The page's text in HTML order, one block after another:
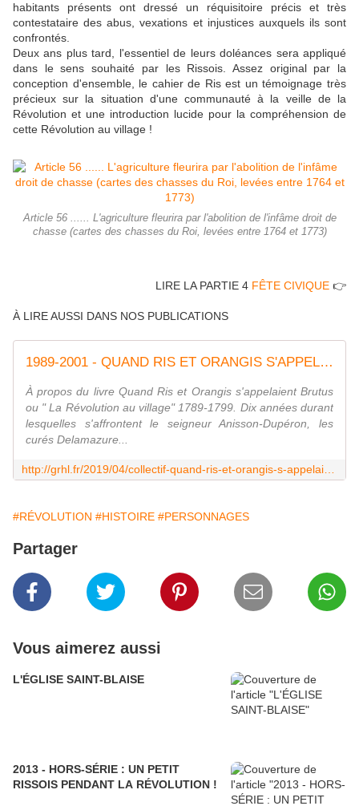
habitants présents ont dressé un réquisitoire précis et très
contestataire des abus, vexations et injustices auxquels ils sont
confrontés.
Deux ans plus tard, l'essentiel de leurs doléances sera appliqué
dans le sens souhaité par les Rissois. Assez original par la
conception d'ensemble, le cahier de Ris est un témoignage très
précieux sur la situation d'une communauté à la veille de la
Révolution et une introduction lucide pour la compréhension de
cette Révolution au village !
Article 56 ...... L'agriculture fleurira par l'abolition de l'infâme droit de
chasse (cartes des chasses du Roi, levées entre 1764 et 1773)
LIRE LA PARTIE 4 FÊTE CIVIQUE 👉
À LIRE AUSSI DANS NOS PUBLICATIONS
1989-2001 - QUAND RIS ET ORANGIS S'APPELAIENT BRUTUS - GRHL - Groupe Rissois d'Histoire Locale - Association
À propos du livre Quand Ris et Orangis s'appelaient Brutus
ou " La Révolution au village" 1789-1799. Dix années durant
lesquelles s'affrontent le seigneur Anisson-Dupéron, les
curés Delamazure...
#RÉVOLUTION #HISTOIRE #PERSONNAGES
Partager
Vous aimerez aussi
L'ÉGLISE SAINT-BLAISE
2013 - HORS-SÉRIE : UN PETIT
RISSOIS PENDANT LA RÉVOLUTION !